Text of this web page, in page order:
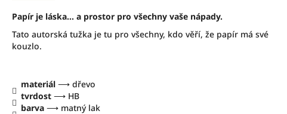
Papír je láska… a prostor pro všechny vaše nápady.
Tato autorská tužka je tu pro všechny, kdo věří, že papír má své
kouzlo.
materiál⟶ dřevo
tvrdost⟶ HB
barva⟶ matný lak